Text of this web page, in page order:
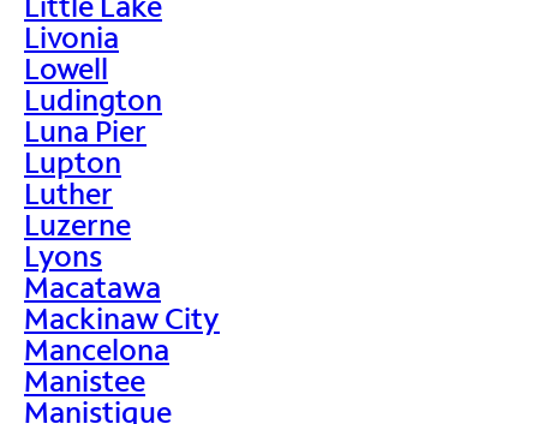
Livonia
Lowell
Ludington
Luna Pier
Lupton
Luther
Luzerne
Lyons
Macatawa
Mackinaw City
Mancelona
Manistee
Manistique